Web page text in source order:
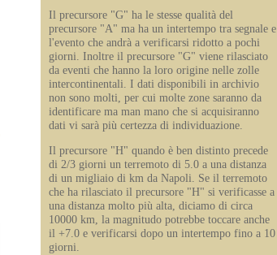
Il precursore "G" ha le stesse qualità del
precursore "A" ma ha un intertempo tra segnale e
l'evento che andrà a verificarsi ridotto a pochi
giorni. Inoltre il precursore "G" viene rilasciato
da eventi che hanno la loro origine nelle zolle
intercontinentali. I dati disponibili in archivio
non sono molti, per cui molte zone saranno da
identificare ma man mano che si acquisiranno
dati vi sarà più certezza di individuazione.
Il precursore "H" quando è ben distinto precede
di 2/3 giorni un terremoto di 5.0 a una distanza
di un migliaio di km da Napoli. Se il terremoto
che ha rilasciato il precursore "H" si verificasse a
una distanza molto più alta, diciamo di circa
10000 km, la magnitudo potrebbe toccare anche
il +7.0 e verificarsi dopo un intertempo fino a 10
giorni.